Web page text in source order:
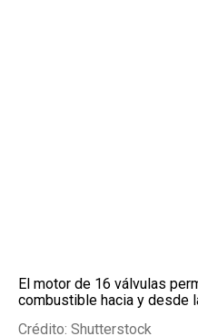
El motor de 16 válvulas
combustible hacia y desde
Crédito: Shutterstock